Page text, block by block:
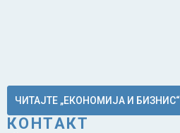
ЧИТАЈТЕ „ЕКОНОМИЈА И БИЗНИС“
КОНТАКТ